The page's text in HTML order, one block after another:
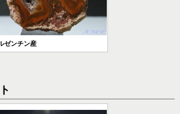
ゼンチン産